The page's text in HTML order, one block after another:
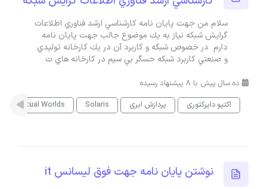
سلام من جهت پايان نامه كارشناسي ارشد فناوري اطلاعات
گرايش شبكه نياز به يك موضوع جالب جهت پايان نامه
دارم در خصوص شبكه و كاربرد آن در يك كارخانه توليدي
و صنعتي كاربرد شبكه حسگر بي سيم در كارخانه هاي ت
ده سال پیش با 8 پیشنهاد رسیده
اکتیو دایرکتوری
پردازش ابری Solaris
Virtual Worlds
نوشتن پايان نامه جهت فوق ليسانس it